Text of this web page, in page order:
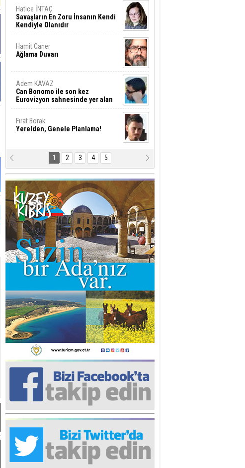
Hatice İNTAÇ
Savaşların En Zoru İnsanın Kendi
Kendiyle Olanıdır
Hamit Caner
Ağlama Duvarı
Adem KAVAZ
Can Bonomo ile son kez
Eurovizyon sahnesinde yer alan
Türkiye 10 yıl aradan sonra
Fırat Borak
Yerelden, Genele Planlama!
Erkut YILMABAŞAR
Bayrak tartışmaları ve ihalesiz
işler!
Arif Alasya
2015 SONRASI VE AKINCI.
Fatma Baysal
SURLAR İÇİ’NDE KOLAYDIR ÖLMEK
Ediz TUNCEL
Göz göre göre…
Taner ULUTAŞ
İnşallah St. Lois ile Hakkaido
Adası gibi olmayız !...
Ali KİŞMİR
FIRSAT VE KORKU
Turgut ÇALICI
İki Lakırdı da benden!
Yrd. Doç. Ercan HOŞKARA
Yatırım Yapmazsan Var Olamazsın:
Hedefteki Kurum Kıb-Tek
Rana Sarro
Başıma gelen skandal olayı
1 2 3 4 5